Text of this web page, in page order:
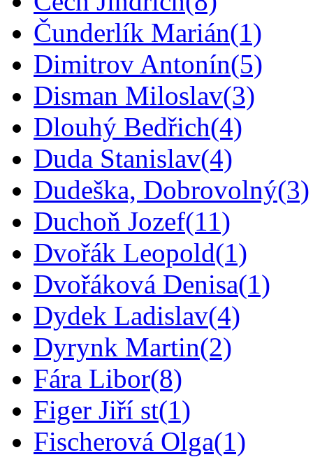
Čunderlík Marián(1)
Dimitrov Antonín(5)
Disman Miloslav(3)
Dlouhý Bedřich(4)
Duda Stanislav(4)
Dudeška, Dobrovolný(3)
Duchoň Jozef(11)
Dvořák Leopold(1)
Dvořáková Denisa(1)
Dydek Ladislav(4)
Dyrynk Martin(2)
Fára Libor(8)
Figer Jiří st(1)
Fischerová Olga(1)